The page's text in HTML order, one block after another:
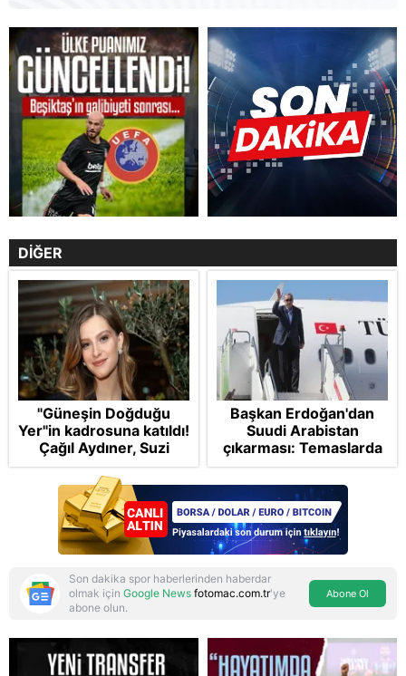
DİĞER
"Güneşin Doğduğu
Yer"in kadrosuna katıldı!
Çağıl Aydıner, Suzi
karakteriyle geliyor
Başkan Erdoğan'dan
Suudi Arabistan
çıkarması: Temaslarda
bulunacak
Son dakika spor haberlerinden haberdar
olmak için Google News fotomac.com.tr'ye
abone olun.
Abone Ol